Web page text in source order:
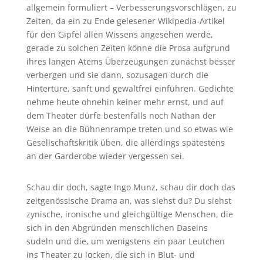
allgemein formuliert – Verbesserungsvorschlägen, zu
Zeiten, da ein zu Ende gelesener Wikipedia-Artikel
für den Gipfel allen Wissens angesehen werde,
gerade zu solchen Zeiten könne die Prosa aufgrund
ihres langen Atems Überzeugungen zunächst besser
verbergen und sie dann, sozusagen durch die
Hintertüre, sanft und gewaltfrei einführen. Gedichte
nehme heute ohnehin keiner mehr ernst, und auf
dem Theater dürfe bestenfalls noch Nathan der
Weise an die Bühnenrampe treten und so etwas wie
Gesellschaftskritik üben, die allerdings spätestens
an der Garderobe wieder vergessen sei.
Schau dir doch, sagte Ingo Munz, schau dir doch das
zeitgenössische Drama an, was siehst du? Du siehst
zynische, ironische und gleichgültige Menschen, die
sich in den Abgründen menschlichen Daseins
sudeln und die, um wenigstens ein paar Leutchen
ins Theater zu locken, die sich in Blut- und